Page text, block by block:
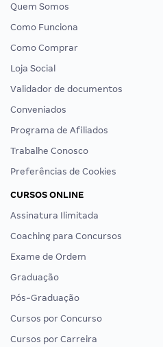
Quem Somos
Como Funciona
Como Comprar
Loja Social
Validador de documentos
Conveniados
Programa de Afiliados
Trabalhe Conosco
Preferências de Cookies
CURSOS ONLINE
Assinatura Ilimitada
Coaching para Concursos
Exame de Ordem
Graduação
Pós-Graduação
Cursos por Concurso
Cursos por Carreira